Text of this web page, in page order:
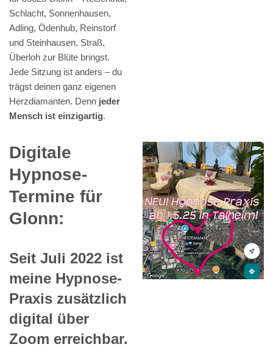
Schlacht, Sonnenhausen,
Adling, Ödenhub, Reinstorf
und Steinhausen, Straß,
Überloh zur Blüte bringst.
Jede Sitzung ist anders – du
trägst deinen ganz eigenen
Herzdiamanten. Denn jeder
Mensch ist einzigartig.
Digitale
Hypnose-
Termine für
Glonn:
Seit Juli 2022 ist
meine Hypnose-
Praxis zusätzlich
digital über
Zoom erreichbar.